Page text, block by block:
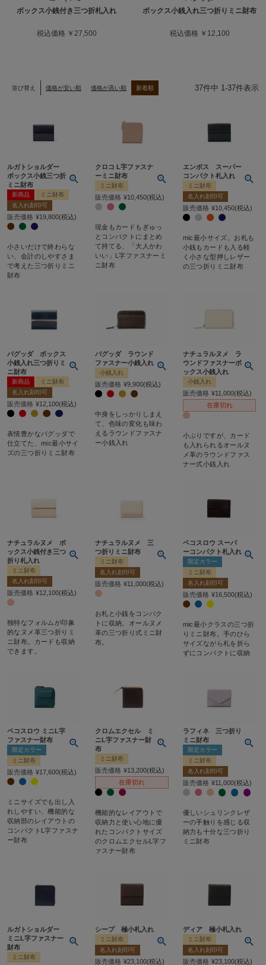
ボックス小銭付き三つ折札入れ
税込価格 ￥27,500
ボックス小銭入れ三つ折りミニ財布
税込価格 ￥12,100
並び替え 価格が安い順 価格が高い順 新着順 37件中 1-37件表示
ルガトショルダー
ボックス小銭三つ折
ミニ財布
新商品
ミニ財布
名入れ刻印可
販売価格 ¥19,800 税込
小さいだけで終わらな
い、会計のしやすさま
で考えた三つ折りミニ
財布
クロコ L字ファスナ
ーミニ財布
ミニ財布
販売価格 ¥10,450 税込
現金もカードもぎゅっ
とコンパクトにまとめ
て持てる、「大人かわ
いい」L字ファスナーミ
ニ財布
エンボス スーパー
コンパクト札入れ
ミニ財布
名入れ刻印可
販売価格 ¥10,450 税込
mic最小サイズ。お札も
小銭もカードも入る軽
く小さな型押しレザー
の三つ折りミニ財布
バグッダ ボックス
小銭入れ三つ折りミ
ニ財布
新商品
ミニ財布
名入れ刻印可
販売価格 ¥12,100 税込
表情豊かなバグッダで
仕立てた、mic最小サイ
ズの三つ折りミニ財布
バグッダ ラウンド
ファスナー小銭入れ
小銭入れ
販売価格 ¥9,900 税込
中身をしっかりしまえ
て、色味の変化も味わ
えるラウンドファスナ
ー小銭入れ
ナチュラルヌメ ラ
ウンドファスナーボ
ックス小銭入れ
小銭入れ
販売価格 ¥11,000 税込
在庫切れ
小ぶりですが、カード
も入れられるオールヌ
メ革のラウンドファス
ナー式小銭入れ
ナチュラルヌメ ボ
ックス小銭付き三つ
折り札入れ
ミニ財布
名入れ刻印可
販売価格 ¥12,100 税込
独特なフォルムが印象
的なヌメ革三つ折りミ
ニ財布。カードも収納
できます。
ナチュラルヌメ 三
つ折りミニ財布
ミニ財布
名入れ刻印可
販売価格 ¥11,000 税込
お札と小銭をコンパク
トに収納。オールヌメ
革の三つ折り式ミニ財
布。
ペコスロウ スーパ
ーコンパクト札入れ
限定カラー
ミニ財布
名入れ刻印可
販売価格 ¥16,500 税込
mic最小クラスの三つ折
りミニ財布。手のひら
サイズながら札を折ら
ずにコンパクトに収納
ペコスロウ ミニL字
ファスナー財布
限定カラー
ミニ財布
販売価格 ¥17,600 税込
ミニサイズでも出し入
れしやすい、機能的な
収納部のレイアウトの
コンパクトL字ファスナ
ー財布
クロムエクセル ミ
ニL字ファスナー財
布
ミニ財布
販売価格 ¥13,200 税込
在庫切れ
機能的なレイアウトで
収納力と使い心地に優
れたコンパクトサイズ
のクロムエクセルL字フ
ァスナー財布
ラフィネ 三つ折り
ミニ財布
限定カラー
ミニ財布
名入れ刻印可
販売価格 ¥11,000 税込
優しいシュリンクレザ
ーの手触りを感じる収
納力も十分な三つ折り
ミニ財布
ルガトショルダー
ミニL字ファスナー
財布
ミニ財布
シープ 極小札入れ
ミニ財布
名入れ刻印可
販売価格 ¥23,100 税込
ディア 極小札入れ
ミニ財布
名入れ刻印可
販売価格 ¥23,100 税込